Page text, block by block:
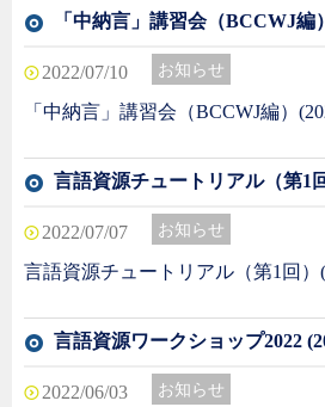
「中納言」講習会（BCCWJ編
2022/07/10 お知らせ
「中納言」講習会（BCCWJ編）
言語資源チュートリアル（第1
2022/07/07 お知らせ
言語資源チュートリアル（第1回）
言語資源ワークショップ2022
2022/06/03 お知らせ